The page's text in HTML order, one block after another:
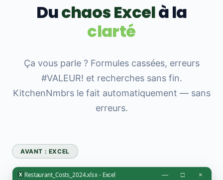
Duchaos Excelà la
clarté
Ça vous parle ? Formules cassées, erreurs
#VALEUR! et recherches sans fin.
KitchenNmbrs le fait automatiquement — sans
erreurs.
AVANT : EXCEL